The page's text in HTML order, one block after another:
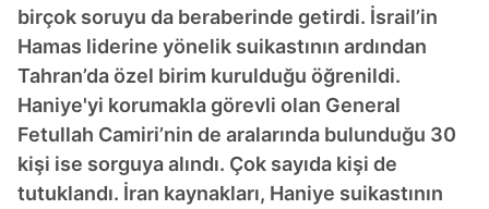
birçok soruyu da beraberinde getirdi. İsrail’in
Hamas liderine yönelik suikastının ardından
Tahran’da özel birim kurulduğu öğrenildi.
Haniye'yi korumakla görevli olan General
Fetullah Camiri’nin de aralarında bulunduğu 30
kişi ise sorguya alındı. Çok sayıda kişi de
tutuklandı. İran kaynakları, Haniye suikastının